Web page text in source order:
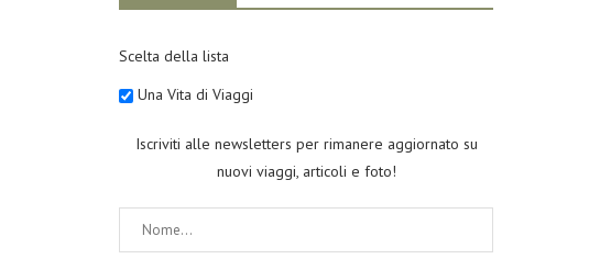
Scelta della lista
Una Vita di Viaggi
Iscriviti alle newsletters per rimanere aggiornato su
nuovi viaggi, articoli e foto!